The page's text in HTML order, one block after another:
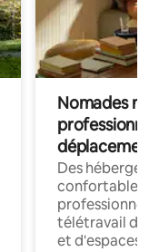
Nomades
déplacement
Des
confortables
professionnels
télétravail
et d'espaces